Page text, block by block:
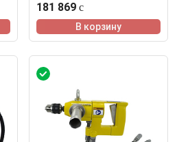
181 869
В корзину